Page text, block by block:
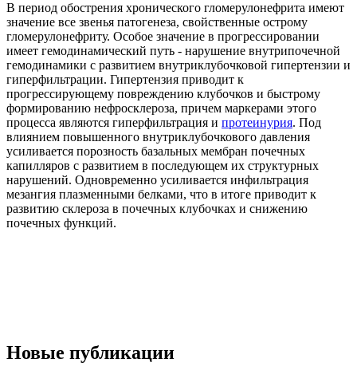
В период обострения хронического гломерулонефрита имеют
значение все звенья патогенеза, свойственные острому
гломерулонефриту. Особое значение в прогрессировании
имеет гемодинамический путь - нарушение внутрипочечной
гемодинамики с развитием внутриклубочковой гипертензии и
гиперфильтрации. Гипертензия приводит к
прогрессирующему повреждению клубочков и быстрому
формированию нефросклероза, причем маркерами этого
процесса являются гиперфильтрация и протеинурия. Под
влиянием повышенного внутриклубочкового давления
усиливается порозность базальных мембран почечных
капилляров с развитием в последующем их структурных
нарушений. Одновременно усиливается инфильтрация
мезангия плазменными белками, что в итоге приводит к
развитию склероза в почечных клубочках и снижению
почечных функций.
Новые публикации